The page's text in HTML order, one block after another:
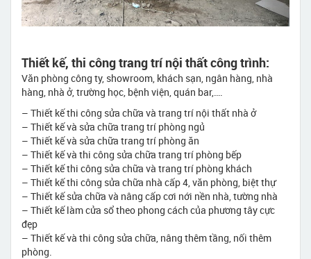
Thiết kế, thi công trang trí nội thất công trình:
Văn phòng công ty, showroom, khách sạn, ngân hàng, nhà
hàng, nhà ở, trường học, bệnh viện, quán bar,….
– Thiết kế thi công sửa chữa và trang trí nội thất nhà ở
– Thiết kế và sửa chữa trang trí phòng ngủ
– Thiết kế và sửa chữa trang trí phòng ăn
– Thiết kế và thi công sửa chữa trang trí phòng bếp
– Thiết kế thi công sửa chữa và trang trí phòng khách
– Thiết kế thi công sửa chữa nhà cấp 4, văn phòng, biệt thự
– Thiết kế sửa chữa và nâng cấp cơi nới nền nhà, tường nhà
– Thiết kế làm cửa sổ theo phong cách của phương tây cực
đẹp
– Thiết kế và thi công sửa chữa, nâng thêm tầng, nối thêm
phòng.